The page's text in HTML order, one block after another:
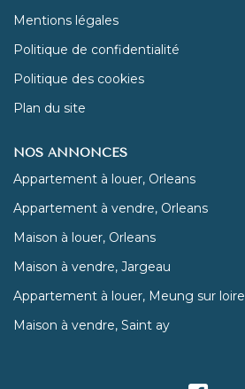
Mentions légales
Politique de confidentialité
Politique des cookies
Plan du site
NOS ANNONCES
Appartement à louer, Orleans
Appartement à vendre, Orleans
Maison à louer, Orleans
Maison à vendre, Jargeau
Appartement à louer, Meung sur loire
Maison à vendre, Saint ay